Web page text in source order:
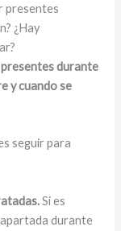
presentes
¿Hay
durante
y cuando se
seguir para
Si es
durante